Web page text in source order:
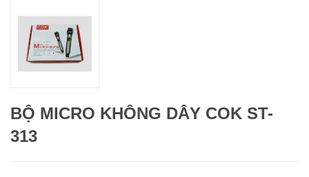
BỘ MICRO KHÔNG DÂY COK ST-
313